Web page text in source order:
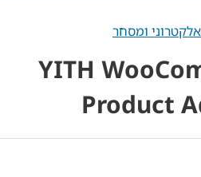
ומסחר
YITH
Product